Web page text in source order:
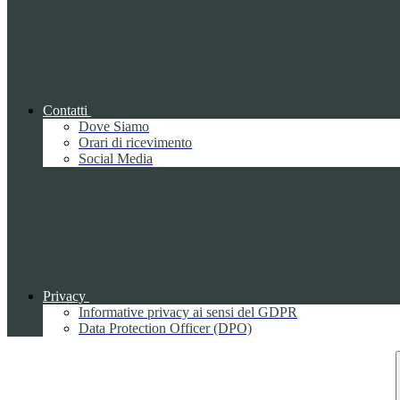
Contatti
Dove Siamo
Orari di ricevimento
Social Media
Privacy
Informative privacy ai sensi del GDPR
Data Protection Officer (DPO)